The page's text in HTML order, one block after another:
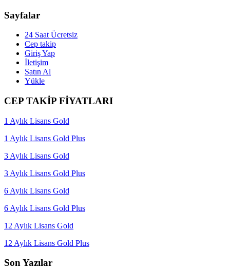
Sayfalar
24 Saat Ücretsiz
Cep takip
Giriş Yap
İletişim
Satın Al
Yükle
CEP TAKİP FİYATLARI
1 Aylık Lisans Gold
1 Aylık Lisans Gold Plus
3 Aylık Lisans Gold
3 Aylık Lisans Gold Plus
6 Aylık Lisans Gold
6 Aylık Lisans Gold Plus
12 Aylık Lisans Gold
12 Aylık Lisans Gold Plus
Son Yazılar